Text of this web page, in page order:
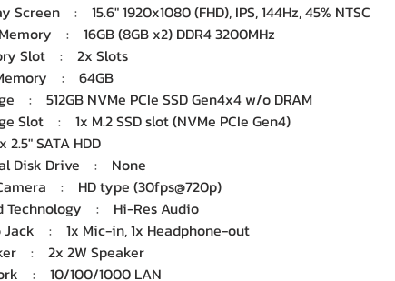
Screen : 15.6" 1920x1080 (FHD), IPS, 144Hz, 45% NTSC
: 16GB (8GB x2) DDR4 3200MHz
Slot : 2x Slots
: 64GB
: 512GB NVMe PCIe SSD Gen4x4 w/o DRAM
Slot : 1x M.2 SSD slot (NVMe PCIe Gen4)
SATA HDD
Disk Drive : None
: HD type (30fps@720p)
Technology : Hi-Res Audio
Jack : 1x Mic-in, 1x Headphone-out
: 2x 2W Speaker
: 10/100/1000 LAN